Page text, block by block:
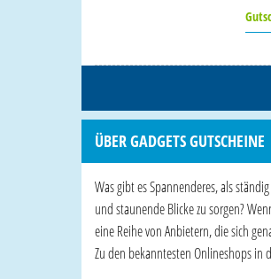
ÜBER GADGETS GUTSCHEINE
Was gibt es Spannenderes, als
und staunende Blicke zu sorgen?
eine Reihe von Anbietern, die sich
Zu den bekanntesten Onlineshops in